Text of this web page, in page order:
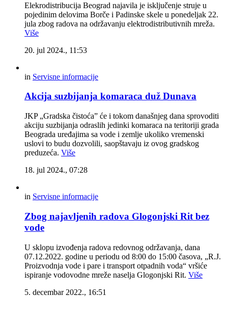
Elekrodistribucija Beograd najavila je isključenje struje u
pojedinim delovima Borče i Padinske skele u ponedeljak 22.
jula zbog radova na održavanju elektrodistributivnih mreža.
Više
20. jul 2024., 11:53
in Servisne informacije
Akcija suzbijanja komaraca duž Dunava
JKP „Gradska čistoća” će i tokom današnjeg dana sprovoditi
akciju suzbijanja odraslih jedinki komaraca na teritoriji grada
Beograda uređajima sa vode i zemlje ukoliko vremenski
uslovi to budu dozvolili, saopštavaju iz ovog gradskog
preduzeća. Više
18. jul 2024., 07:28
in Servisne informacije
Zbog najavljenih radova Glogonjski Rit bez
vode
U sklopu izvođenja radova redovnog održavanja, dana
07.12.2022. godine u periodu od 8:00 do 15:00 časova, „R.J.
Proizvodnja vode i pare i transport otpadnih voda“ vršiće
ispiranje vodovodne mreže naselja Glogonjski Rit. Više
5. decembar 2022., 16:51